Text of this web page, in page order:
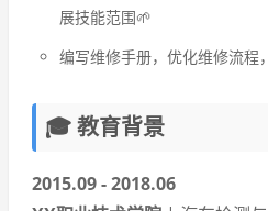
展技能范围🌱
编写维修手册，优化维修流程
🎓 教育背景
2015.09 - 2018.06